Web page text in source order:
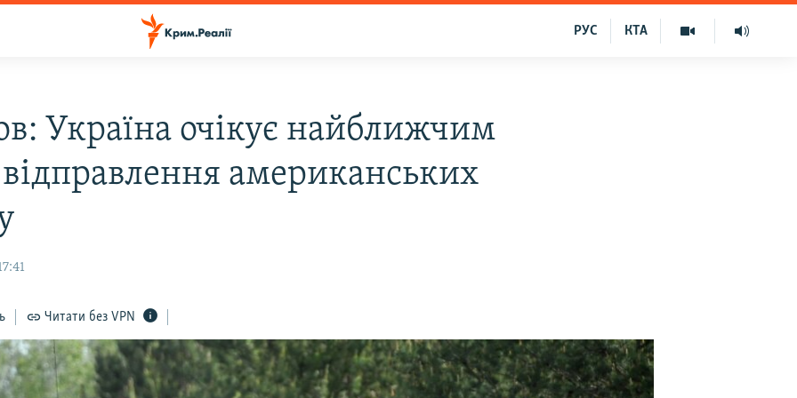
КТА
РУС
Україна очікує найближчим
американських
Читати без VPN